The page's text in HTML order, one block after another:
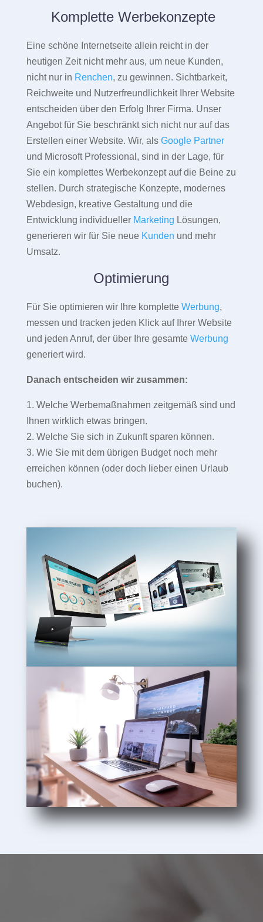
Komplette Werbekonzepte
Eine schöne Internetseite allein reicht in der
heutigen Zeit nicht mehr aus, um neue Kunden,
nicht nur in Renchen, zu gewinnen. Sichtbarkeit,
Reichweite und Nutzerfreundlichkeit Ihrer Website
entscheiden über den Erfolg Ihrer Firma. Unser
Angebot für Sie beschränkt sich nicht nur auf das
Erstellen einer Website. Wir, als Google Partner
und Microsoft Professional, sind in der Lage, für
Sie ein komplettes Werbekonzept auf die Beine zu
stellen. Durch strategische Konzepte, modernes
Webdesign, kreative Gestaltung und die
Entwicklung individueller Marketing Lösungen,
generieren wir für Sie neue Kunden und mehr
Umsatz.
Optimierung
Für Sie optimieren wir Ihre komplette Werbung,
messen und tracken jeden Klick auf Ihrer Website
und jeden Anruf, der über Ihre gesamte Werbung
generiert wird.
Danach entscheiden wir zusammen:
1. Welche Werbemaßnahmen zeitgemäß sind und
Ihnen wirklich etwas bringen.
2. Welche Sie sich in Zukunft sparen können.
3. Wie Sie mit dem übrigen Budget noch mehr
erreichen können (oder doch lieber einen Urlaub
buchen).